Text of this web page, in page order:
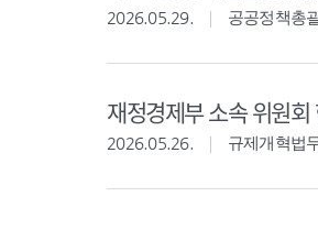
2026.05.29. 공공정책총
재정경제부 소속 위원
2026.05.26. 규제개혁법